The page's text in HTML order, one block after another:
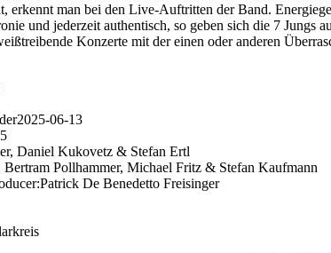
erkennt man bei den Live-Auftritten der Band.
und jederzeit authentisch, so geben sich die 7 Jungs
Konzerte mit der einen oder anderen
06-13
Daniel Kukovetz & Stefan Ertl
Pollhammer, Michael Fritz & Stefan Kaufmann
De Benedetto Freisinger